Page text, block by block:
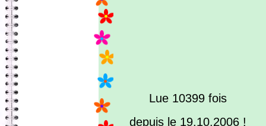
Lue 10399 fois
depuis le 19.10.2006 !